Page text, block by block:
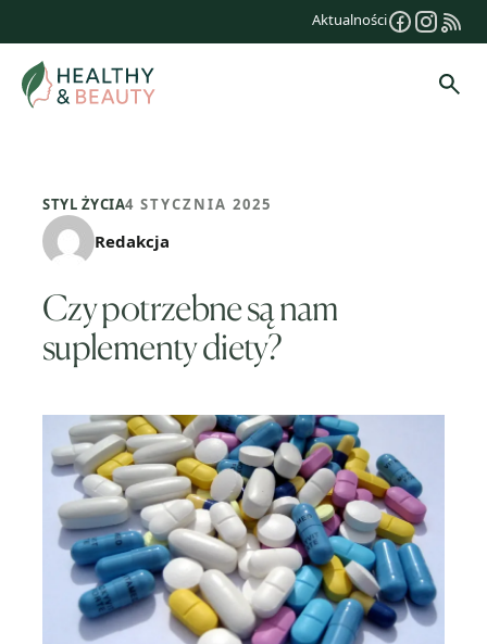
treści
Aktualności
STYL ŻYCIA4 STYCZNIA 2025
Redakcja
Czy potrzebne są nam
suplementy diety?